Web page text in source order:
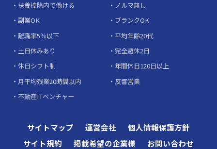
扶養控除内で働ける
ノルマ無し
副業OK
ブランクOK
離職率5％以下
平均年齢20代
土日休みあり
完全週休2日
休日シフト制
年間休日120日以上
月平均残業20時間以内
反響営業
不動産ITベンチャー
サイトマップ 運営会社
個人情報保護方針
サイト規約
掲載希望の企業様 お問い合わせ